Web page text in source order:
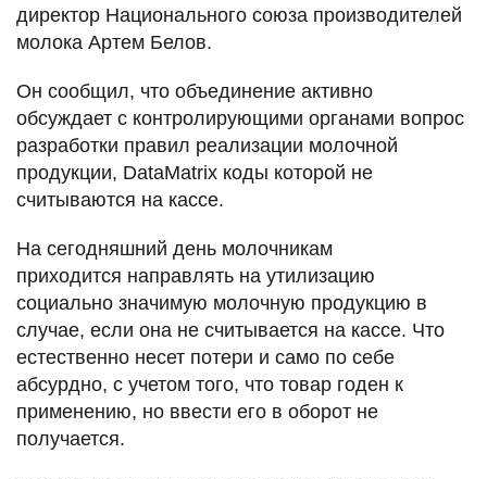
директор Национального союза производителей
молока Артем Белов.
Он сообщил, что объединение активно
обсуждает с контролирующими органами вопрос
разработки правил реализации молочной
продукции, DataMatrix коды которой не
считываются на кассе.
На сегодняшний день молочникам
приходится направлять на утилизацию
социально значимую молочную продукцию в
случае, если она не считывается на кассе. Что
естественно несет потери и само по себе
абсурдно, с учетом того, что товар годен к
применению, но ввести его в оборот не
получается.